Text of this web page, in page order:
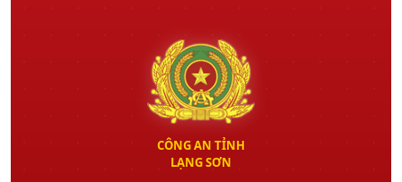
CÔNG AN TỈNH
LẠNG SƠN